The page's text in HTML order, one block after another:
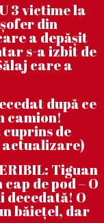
3 victime la
din
a depășit
s-a izbit de
care a
după ce
camion!
de
Tiguan
de pod – O
decedată! O
băiețel, dar